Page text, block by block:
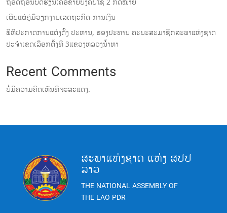
ຖອດຖອນບົດຮຽນເຄືອຂ່າຍບັງຄັບໃຊ້ 2 ກົດໝາຍ
ເຜີຍແຜ່ຄູ່ມືວຽກງານເສດຖະກິດ-ການເງິນ
ພິທີປະກາດການແຕ່ງຕັ້ງ ປະທານ, ຮອງປະທານ ຄະນະສະມາຊິກສະພາແຫ່ງຊາດ
ປະຈຳເຂດເລືອກຕັ້ງທີ 3ແຂວງຫລວງນ້ຳທາ
Recent Comments
ບໍ່ມີຄວາມຄິດເຫັນທີ່ຈະສະແດງ.
ສະພາແຫ່ງຊາດ ແຫ່ງ ສປປ
ລາວ
THE NATIONAL ASSEMBLY OF
THE LAO PDR